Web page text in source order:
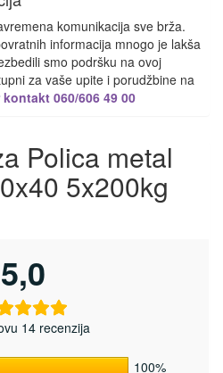
komunikacija sve brža.
informacija mnogo je lakša
smo podršku na ovoj
za vaše upite i porudžbine na
kontakt 060/606 49 00
Polica metal
5x200kg
5,0
14 recenzija
100%